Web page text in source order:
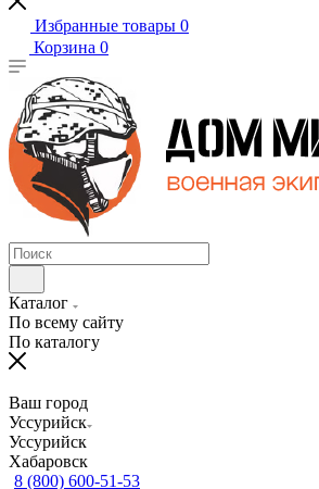
Избранные товары 0
Корзина 0
Каталог
По всему сайту
По каталогу
Ваш город
Уссурийск
Уссурийск
Хабаровск
8 (800) 600-51-53